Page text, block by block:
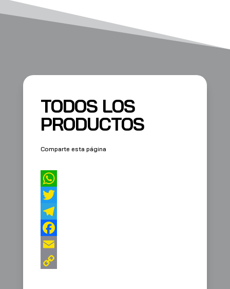
TODOS LOS
PRODUCTOS
Comparte esta página